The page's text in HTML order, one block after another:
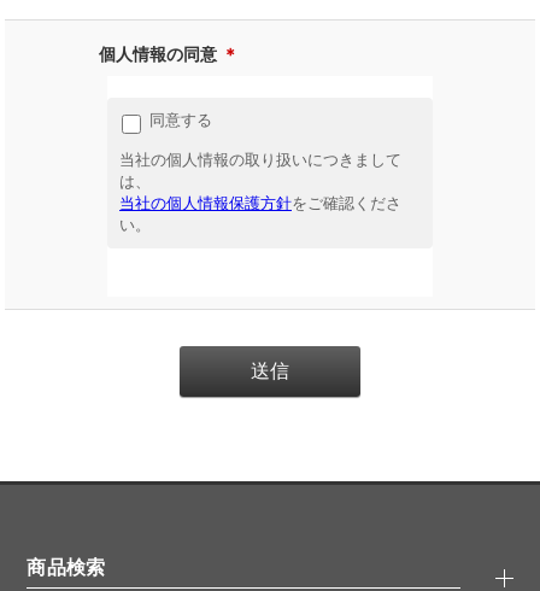
個人情報の同意 ＊
同意する
当社の個人情報の取り扱いにつきまして
は、
当社の個人情報保護方針をご確認くださ
い。
商品検索